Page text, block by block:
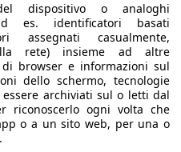
(95 PS)
km/h
dispositivo o analoghi
es. identificatori basati
assegnati casualmente,
rete) insieme ad altre
browser e informazioni sul
dello schermo, tecnologie
essere archiviati sul o letti dal
riconoscerlo ogni volta che
o a un sito web, per una o